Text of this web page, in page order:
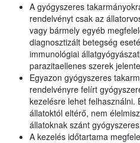
A gyógyszeres
rendelvényt csak az
vagy bármely egyéb
diagnosztizált betegség
immunológiai
parazitaellenes szerek
Egyazon gyógyszeres
rendelvényre felírt
kezelésre lehet felhasználni.
állatoktól eltérő, nem
állatoknak szánt
A kezelés időtartama